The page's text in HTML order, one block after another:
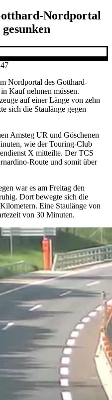
Nordportal
Nordportal des Gotthard-
Kauf nehmen müssen.
auf einer Länge von zehn
sich die Staulänge gegen
Amsteg UR und Göschenen
wie der Touring-Club
X mitteilte. Der TCS
Route und somit über
war es am Freitag den
Dort bewegte sich die
Eine Staulänge von
von 30 Minuten.